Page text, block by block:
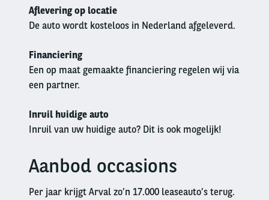
Aflevering op locatie
De auto wordt kosteloos in Nederland afgeleverd.
Financiering
Een op maat gemaakte financiering regelen wij via
een partner.
Inruil huidige auto
Inruil van uw huidige auto? Dit is ook mogelijk!
columnAanbod occasions
Per jaar krijgt Arval zo’n 17.000 leaseauto’s terug.